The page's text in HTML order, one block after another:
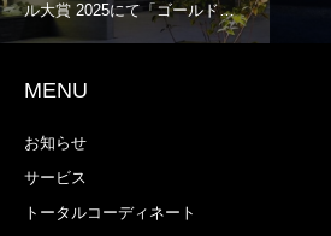
MENU
お知らせ
サービス
トータルコーディネート